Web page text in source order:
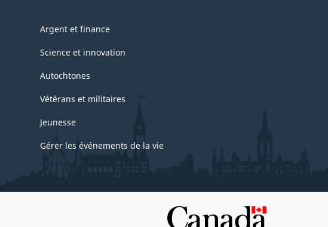
Argent et finance
Science et innovation
Autochtones
Vétérans et militaires
Jeunesse
Gérer les événements de la vie